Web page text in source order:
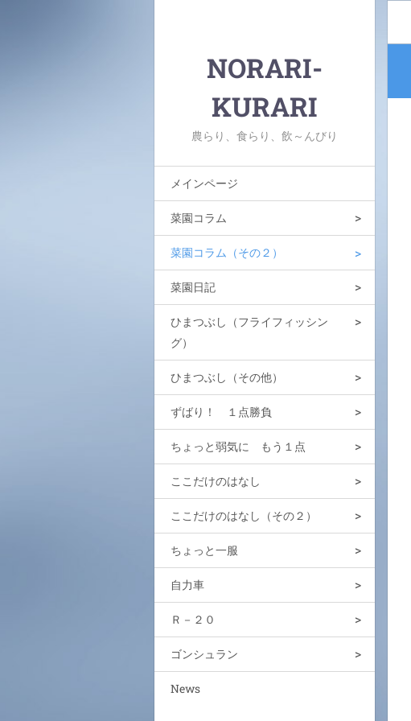
NORARI-
KURARI
農らり、食らり、飲～んびり
メインページ
菜園コラム
菜園コラム（その２）
菜園日記
ひまつぶし（フライフィッシン
グ）
ひまつぶし（その他）
ずばり！ １点勝負
ちょっと弱気に もう１点
ここだけのはなし
ここだけのはなし（その２）
ちょっと一服
自力車
Ｒ－２０
ゴンシュラン
News